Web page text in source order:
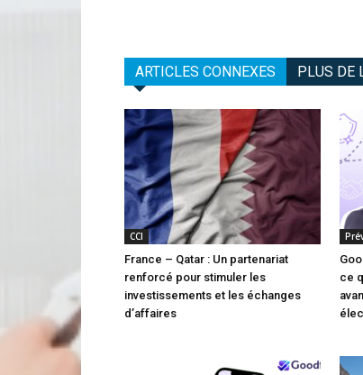
ARTICLES CONNEXES PLUS DE
CCI
France – Qatar : Un partenariat
renforcé pour stimuler les
investissements et les échanges
d’affaires
ce